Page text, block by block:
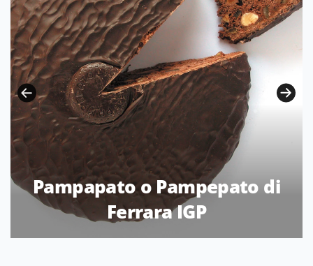
Pampapato o Pampepato di
Ferrara IGP